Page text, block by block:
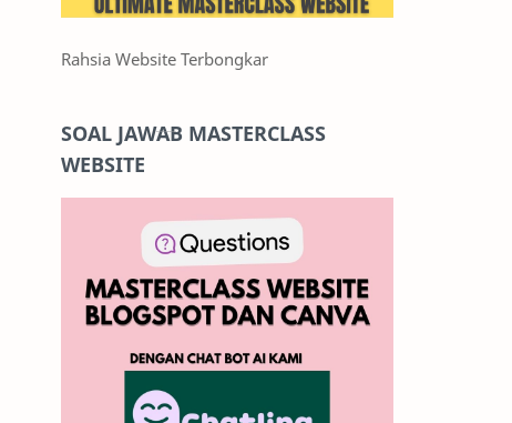
Rahsia Website Terbongkar
SOAL JAWAB MASTERCLASS
WEBSITE